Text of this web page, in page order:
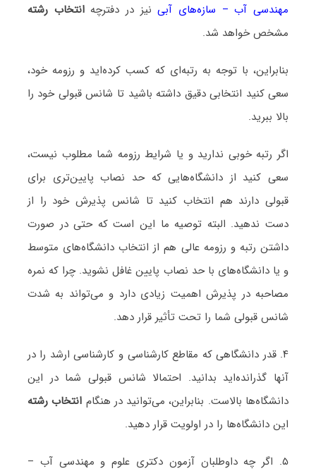
مهندسی آب – سازه‌های آبینیز در دفترچهانتخاب رشته
مشخص خواهد شد.
بنابراین، با توجه به رتبه‌ای که کسب کرده‌اید و رزومه خود،
سعی کنید انتخابی دقیق داشته باشید تا شانس قبولی خود را
بالا ببرید.
اگر رتبه خوبی ندارید و یا شرایط رزومه شما مطلوب نیست،
سعی کنید از دانشگاه‌هایی که حد نصاب پایین‌تری برای
قبولی دارند هم انتخاب کنید تا شانس پذیرش خود را از
دست ندهید. البته توصیه ما این است که حتی در صورت
داشتن رتبه و رزومه عالی هم از انتخاب دانشگاه‌های متوسط
و یا دانشگاه‌های با حد نصاب پایین غافل نشوید. چرا که نمره
مصاحبه در پذیرش اهمیت زیادی دارد و می‌تواند به شدت
شانس قبولی شما را تحت تأثیر قرار دهد.
۴. قدر دانشگاهی که مقاطع کارشناسی و کارشناسی ارشد را در
آنها گذرانده‌اید بدانید. احتمالا شانس قبولی شما در این
دانشگاه‌ها بالاست. بنابراین، می‌توانید در هنگام انتخاب رشته
این دانشگاه‌ها را در اولویت قرار دهید.
۵. اگر چه داوطلبان آزمون دکتری علوم و مهندسی آب –